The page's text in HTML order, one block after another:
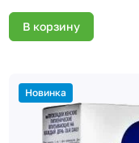
В корзину
Новинка